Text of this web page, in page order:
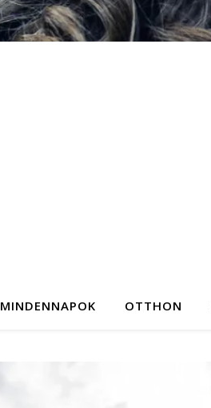
MINDENNAPOK OTTHON